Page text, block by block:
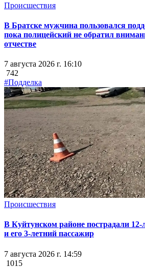
Происшествия
В Братске мужчина пользовался
пока полицейский не обратил
отчестве
7 августа 2026 г. 16:10
742
#Подделка
Происшествия
В Куйтунском районе пострадали
и его 3-летний пассажир
7 августа 2026 г. 14:59
1015